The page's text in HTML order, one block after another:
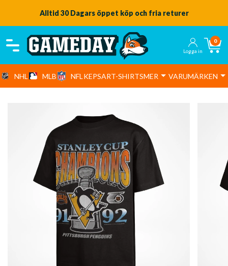
Alltid 30 Dagars öppet köp och fria returer
Logga in
0
NHL MLB NFLKEPSART-SHIRTSMER VARUMÄRKEN